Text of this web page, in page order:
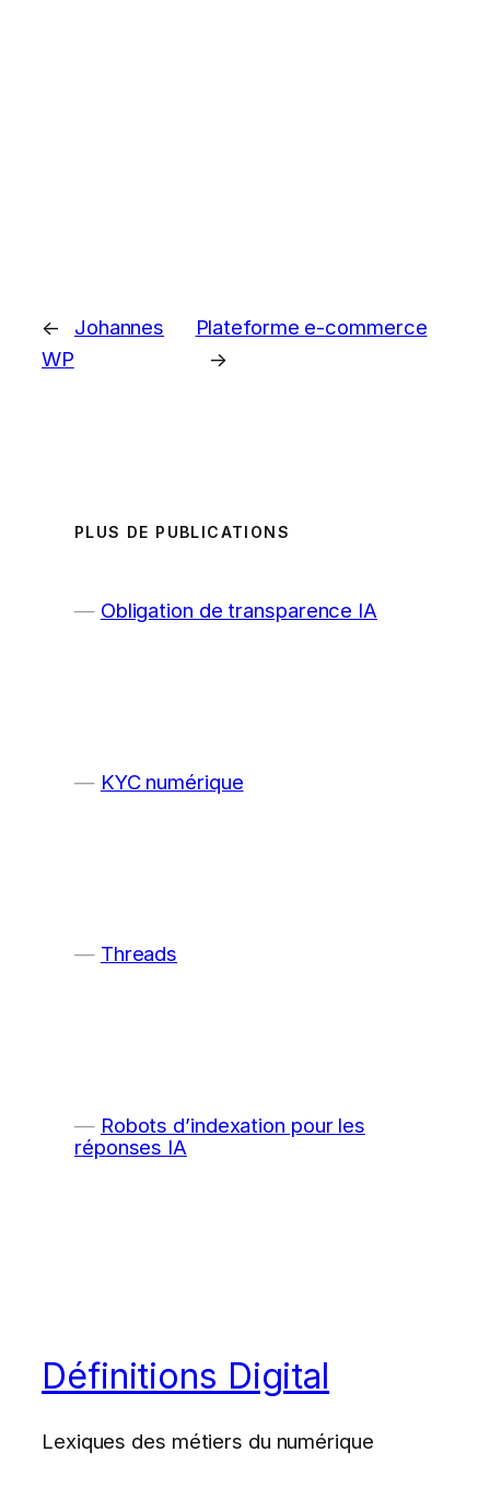
←
Johannes
WP
Plateforme e-commerce
→
PLUS DE PUBLICATIONS
Obligation de transparence IA
KYC numérique
Threads
Robots d’indexation pour les
réponses IA
Définitions Digital
Lexiques des métiers du numérique